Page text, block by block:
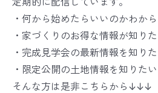
・何から始めたらいいのかわか
・家づくりのお得な情報が知りた
・完成見学会の最新情報を知りた
・限定公開の土地情報を知りたい
そんな方は是非こちらから↓↓↓